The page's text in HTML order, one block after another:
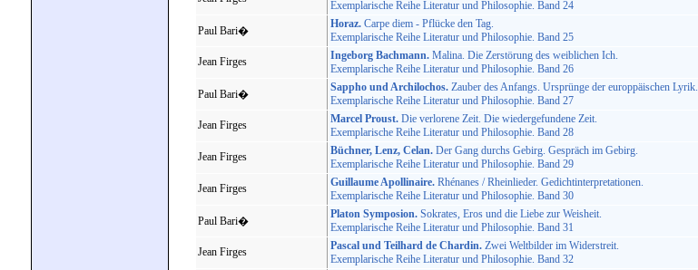
Exemplarische Reihe Literatur und Philosophie. Band 24
Paul Bari�
Horaz.Carpe diem - Pflücke den Tag.
Exemplarische Reihe Literatur und Philosophie. Band 25
Jean Firges Ingeborg Bachmann.Malina. Die Zerstörung des weiblichen Ich.
Exemplarische Reihe Literatur und Philosophie. Band 26
Paul Bari�
Sappho und Archilochos.Zauber des Anfangs. Ursprünge der europpäischen Lyrik.
Exemplarische Reihe Literatur und Philosophie. Band 27
Jean Firges Marcel Proust.Die verlorene Zeit. Die wiedergefundene Zeit.
Exemplarische Reihe Literatur und Philosophie. Band 28
Jean Firges Büchner, Lenz, Celan.Der Gang durchs Gebirg. Gespräch im Gebirg.
Exemplarische Reihe Literatur und Philosophie. Band 29
Jean Firges Guillaume Apollinaire.Rhénanes / Rheinlieder. Gedichtinterpretationen.
Exemplarische Reihe Literatur und Philosophie. Band 30
Paul Bari�
Platon Symposion.Sokrates, Eros und die Liebe zur Weisheit.
Exemplarische Reihe Literatur und Philosophie. Band 31
Jean Firges Pascal und Teilhard de Chardin.Zwei Weltbilder im Widerstreit.
Exemplarische Reihe Literatur und Philosophie. Band 32